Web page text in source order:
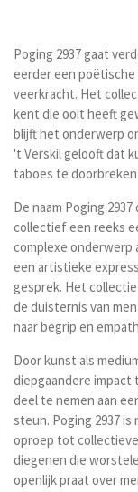
Poging 2937 gaat
eerder een
veerkracht. Het
kent die ooit heeft
blijft het onderwerp
't Verskil gelooft dat
taboes te
De naam Poging
collectief een reeks
complexe onderwerp
een artistieke
gesprek. Het
de duisternis van
naar begrip en
Door kunst als
diepgaandere impact
deel te nemen aan
steun. Poging 2937
oproep tot
diegenen die
openlijk praat over